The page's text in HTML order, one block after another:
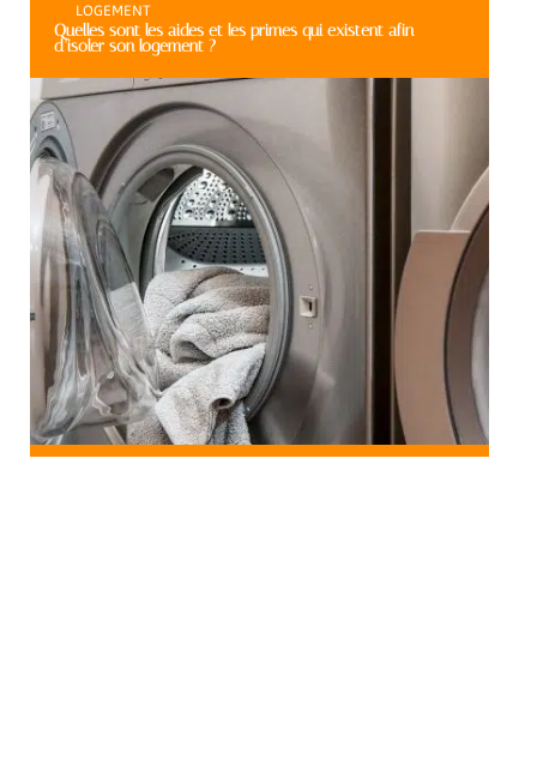
LOGEMENT
Quelles sont les aides et les primes qui existent afin
d’isoler son logement ?